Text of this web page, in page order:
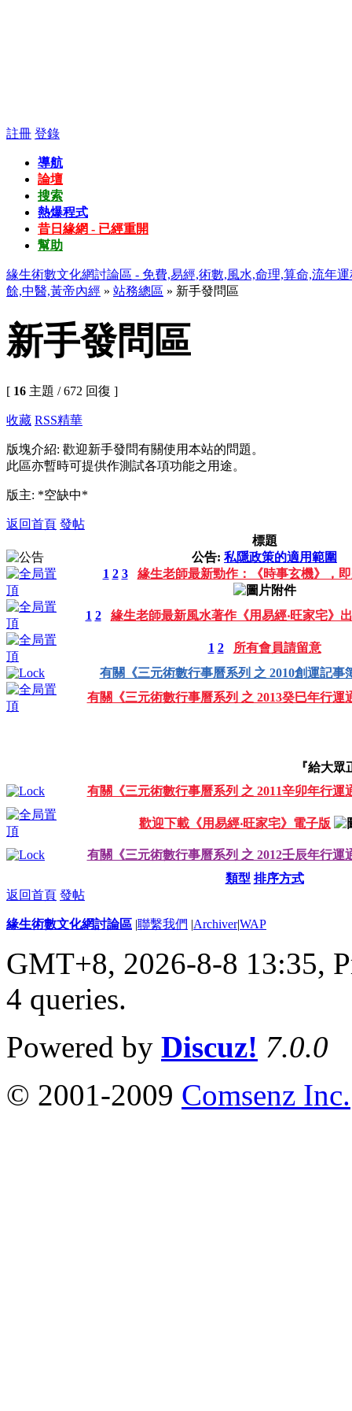
註冊 登錄
導航
論壇
搜索
熱爆程式
昔日緣網 - 已經重開
幫助
緣生術數文化網討論區 - 免費,易經,術數,風水,命理,算命,流年
餘,中醫,黃帝內經 » 站務總區 » 新手發問區
新手發問區
[ 16 主題 / 672 回復 ]
收藏 RSS精華
版塊介紹: 歡迎新手發問有關使用本站的問題。
此區亦暫時可提供作測試各項功能之用途。
版主: *空缺中*
返回首頁 發帖
標題
公告: 私隱政策的適用範圍
1 2 3 緣生老師最新勁作：《時事玄機》，
1 2 緣生老師最新風水著作《用易經‧旺家宅》
1 2
所有會員請留意
有關《三元術數行事曆系列 之 2010創運記事
有關《三元術數行事曆系列 之 2013癸巳年行運
『給大
有關《三元術數行事曆系列 之 2011辛卯年行運
歡迎下載《用易經‧旺家宅》電子版
有關《三元術數行事曆系列 之 2012壬辰年行運
類型 排序方式
返回首頁 發帖
緣生術數文化網討論區 |聯繫我們 |Archiver|WAP
GMT+8, 2026-8-8 13:35,
4 queries.
Powered by Discuz! 7.0.0
© 2001-2009 Comsenz Inc.